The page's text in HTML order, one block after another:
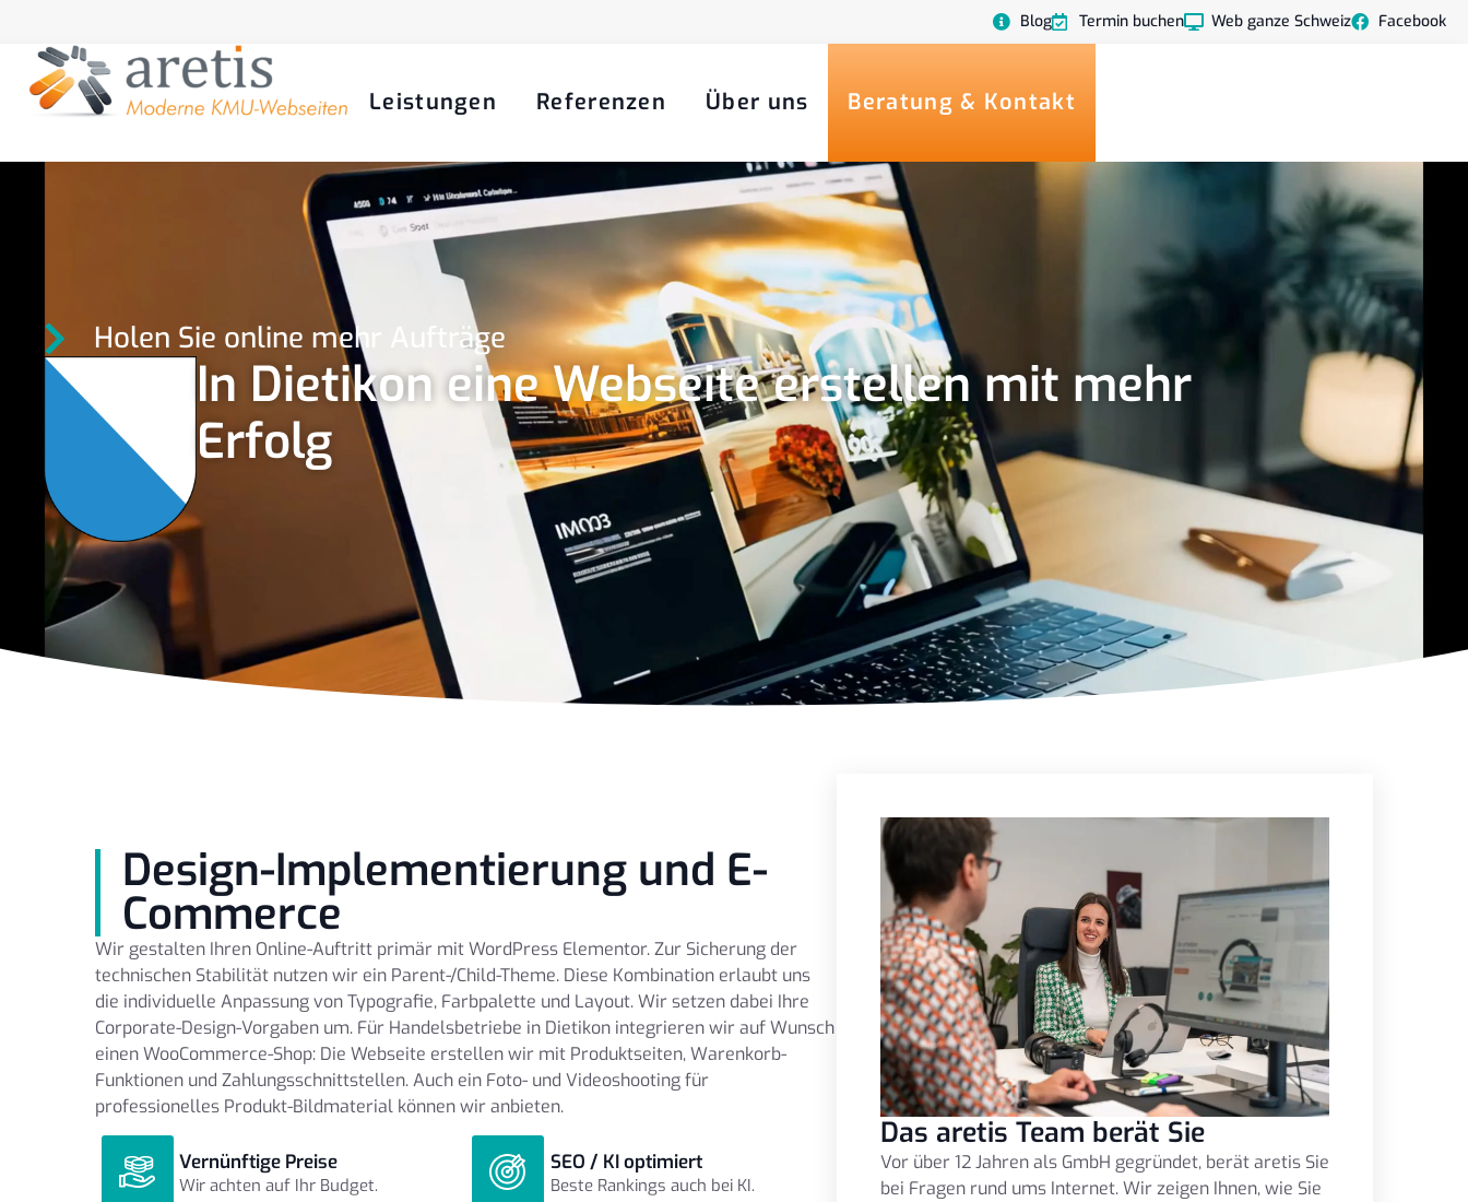
Blog Termin buchen Web ganze Schweiz Facebook
Leistungen Referenzen Über uns Beratung & Kontakt
Holen Sie online mehr Aufträge
In Dietikon eine Webseite erstellen mit mehr
Erfolg
Design-Implementierung und E-
Commerce
Wir gestalten Ihren Online-Auftritt primär mit WordPress Elementor. Zur Sicherung der
technischen Stabilität nutzen wir ein Parent-/Child-Theme. Diese Kombination erlaubt uns
die individuelle Anpassung von Typografie, Farbpalette und Layout. Wir setzen dabei Ihre
Corporate-Design-Vorgaben um. Für Handelsbetriebe in Dietikon integrieren wir auf Wunsch
einen WooCommerce-Shop: Die Webseite erstellen wir mit Produktseiten, Warenkorb-
Funktionen und Zahlungsschnittstellen. Auch ein Foto- und Videoshooting für
professionelles Produkt-Bildmaterial können wir anbieten.
Vernünftige Preise
Wir achten auf Ihr Budget.
SEO / KI optimiert
Beste Rankings auch bei KI.
Das aretis Team berät Sie
Vor über 12 Jahren als GmbH gegründet, berät aretis Sie
bei Fragen rund ums Internet. Wir zeigen Ihnen, wie Sie